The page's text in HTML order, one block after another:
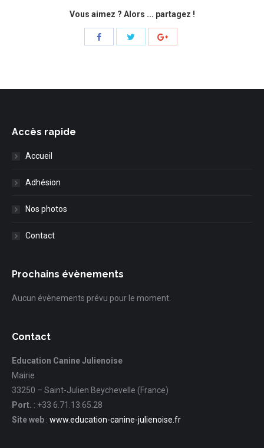
Vous aimez ? Alors ... partagez !
Accès rapide
Accueil
Adhésion
Nos photos
Contact
Prochains évènements
Aucun évènements prévu pour le moment.
Contact
Education Canine Julienoise
Mairie
33250 – Saint-Julien Beychevelle (France)
Port. : +33 6.71.13.65.28
Site web : www.education-canine-julienoise.fr